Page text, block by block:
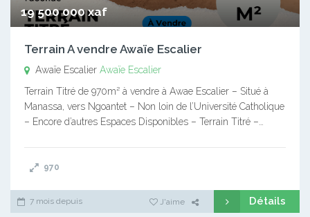
19 500 000 xaf
Terrain A vendre Awaïe Escalier
Awaïe Escalier Awaïe Escalier
Terrain Titré de 970m² à vendre à Awae Escalier – Situé à
Manassa, vers Ngoantet – Non loin de l’Université Catholique
– Encore d’autres Espaces Disponibles – Terrain Titré –…
970
7 mois depuis J'aime Détails